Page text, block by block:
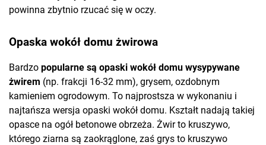
powinna zbytnio rzucać się w oczy.
Opaska wokół domu żwirowa
Bardzo popularne są opaski wokół domu wysypywane
żwirem (np. frakcji 16-32 mm), grysem, ozdobnym
kamieniem ogrodowym. To najprostsza w wykonaniu i
najtańsza wersja opaski wokół domu. Kształt nadają takiej
opasce na ogół betonowe obrzeża. Żwir to kruszywo,
którego ziarna są zaokrąglone, zaś grys to kruszywo